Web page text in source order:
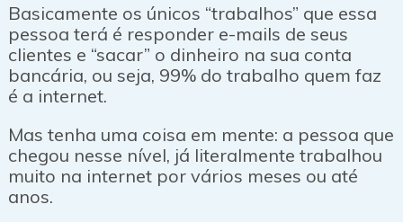
Basicamente os únicos “trabalhos” que essa
pessoa terá é responder e-mails de seus
clientes e “sacar” o dinheiro na sua conta
bancária, ou seja, 99% do trabalho quem faz
é a internet.
Mas tenha uma coisa em mente: a pessoa que
chegou nesse nível, já literalmente trabalhou
muito na internet por vários meses ou até
anos.